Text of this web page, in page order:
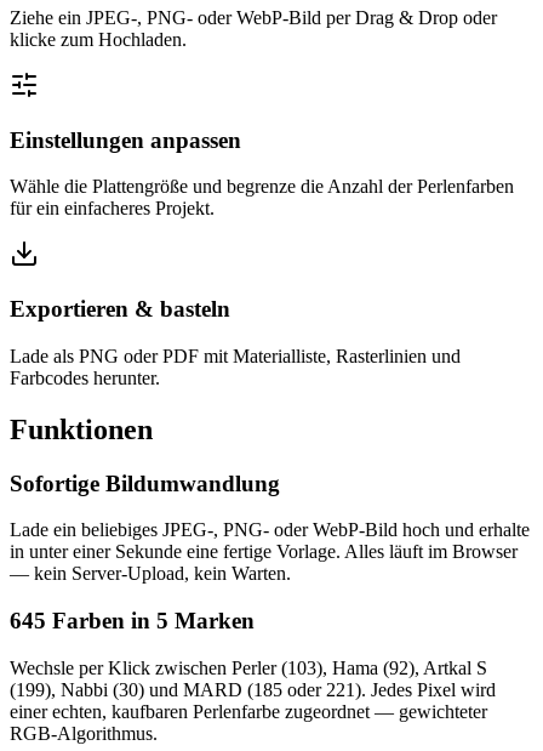
Ziehe ein JPEG-, PNG- oder WebP-Bild per Drag & Drop oder
klicke zum Hochladen.
Einstellungen anpassen
Wähle die Plattengröße und begrenze die Anzahl der Perlenfarben
für ein einfacheres Projekt.
Exportieren & basteln
Lade als PNG oder PDF mit Materialliste, Rasterlinien und
Farbcodes herunter.
Funktionen
Sofortige Bildumwandlung
Lade ein beliebiges JPEG-, PNG- oder WebP-Bild hoch und erhalte
in unter einer Sekunde eine fertige Vorlage. Alles läuft im Browser
— kein Server-Upload, kein Warten.
645 Farben in 5 Marken
Wechsle per Klick zwischen Perler (103), Hama (92), Artkal S
(199), Nabbi (30) und MARD (185 oder 221). Jedes Pixel wird
einer echten, kaufbaren Perlenfarbe zugeordnet — gewichteter
RGB-Algorithmus.